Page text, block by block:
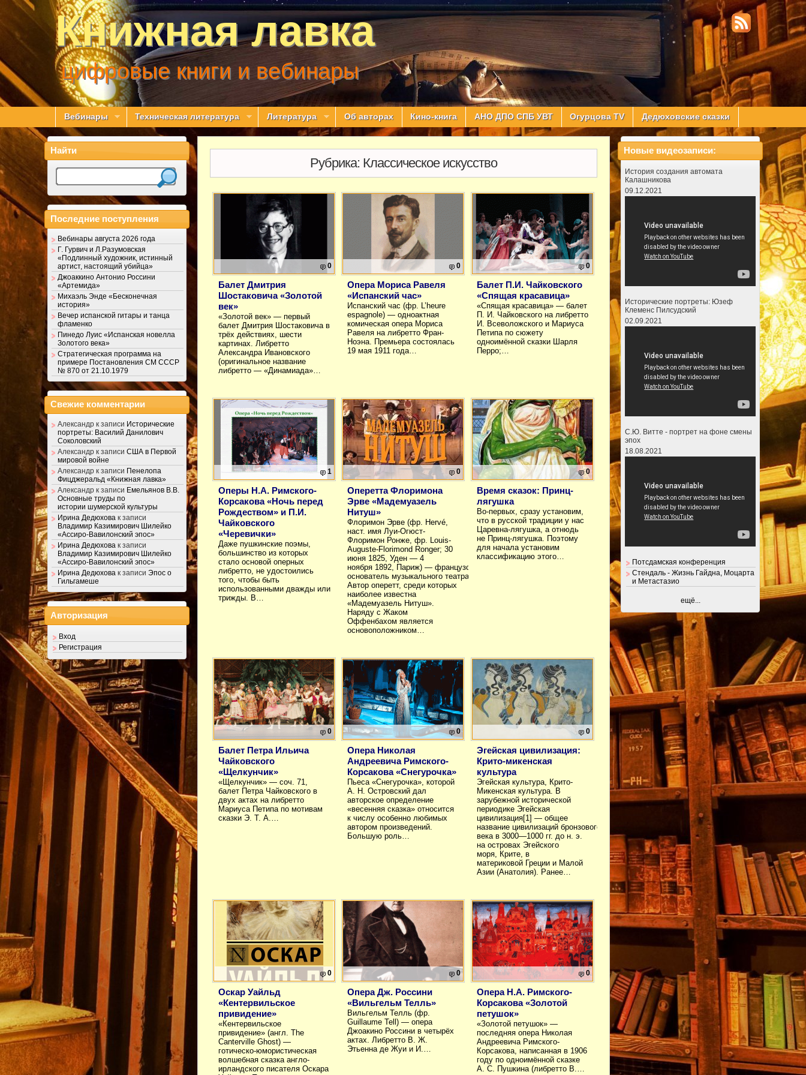
Книжная лавка
цифровые книги и вебинары
Вебинары Техническая литература Литература Об авторах Кино-книга АНО ДПО СПБ УВТ Огурцова TV Дедюховские сказки
Рубрика: Классическое искусство
0
Балет Дмитрия
Шостаковича «Золотой
век»
«Золотой век» — первый
балет Дмитрия Шостаковича в
трёх действиях, шести
картинах. Либретто
Александра Ивановского
(оригинальное название
либретто — «Динамиада»…
0
Опера Мориса Равеля
«Испанский час»
Испанский час (фр. L’heure
espagnole) — одноактная
комическая опера Мориса
Равеля на либретто Фран-
Ноэна. Премьера состоялась
19 мая 1911 года…
0
Балет П.И. Чайковского
«Спящая красавица»
«Спящая красавица» — балет
П. И. Чайковского на либретто
И. Всеволожского и Мариуса
Петипа по сюжету
одноимённой сказки Шарля
Перро;…
1
Оперы Н.А. Римского-
Корсакова «Ночь перед
Рождеством» и П.И.
Чайковского
«Черевички»
Даже пушкинские поэмы,
большинство из которых
стало основой оперных
либретто, не удостоились
того, чтобы быть
использованными дважды или
трижды. В…
0
Оперетта Флоримона
Эрве «Мадемуазель
Нитуш»
Флоримон Эрве (фр. Hervé,
наст. имя Луи-Огюст-
Флоримон Ронже, фр. Louis-
Auguste-Florimond Ronger; 30
июня 1825, Уден — 4
ноября 1892, Париж) — французский композитор и органист,
основатель музыкального театра.
Автор оперетт, среди которых
наиболее известна
«Мадемуазель Нитуш».
Наряду с Жаком
Оффенбахом является
основоположником…
0
Время сказок: Принц-
лягушка
Во-первых, сразу установим,
что в русской традиции у нас
Царевна-лягушка, а отнюдь
не Принц-лягушка. Поэтому
для начала установим
классификацию этого…
0
Балет Петра Ильича
Чайковского
«Щелкунчик»
«Щелкунчик» — соч. 71,
балет Петра Чайковского в
двух актах на либретто
Мариуса Петипа по мотивам
сказки Э. Т. А.…
0
Опера Николая
Андреевича Римского-
Корсакова «Снегурочка»
Пьеса «Снегурочка», которой
А. Н. Островский дал
авторское определение
«весенняя сказка» относится
к числу особенно любимых
автором произведений.
Большую роль…
0
Эгейская цивилизация:
Крито-микенская
культура
Эгейская культура, Крито-
Микенская культура. В
зарубежной исторической
периодике Эгейская
цивилизация[1] — общее
название цивилизаций бронзового
века в 3000—1000 гг. до н. э.
на островах Эгейского
моря, Крите, в
материковой Греции и Малой
Азии (Анатолия). Ранее…
0
Оскар Уайльд
«Кентервильское
привидение»
«Кентервильское
привидение» (англ. The
Canterville Ghost) —
готическо-юмористическая
волшебная сказка англо-
ирландского писателя Оскара
0
Опера Дж. Россини
«Вильгельм Телль»
Вильгельм Телль (фр.
Guillaume Tell) — опера
Джоакино Россини в четырёх
актах. Либретто В. Ж.
Этьенна де Жуи и И.…
0
Опера Н.А. Римского-
Корсакова «Золотой
петушок»
«Золотой петушок» —
последняя опера Николая
Андреевича Римского-
Корсакова, написанная в 1906
году по одноимённой сказке
А. С. Пушкина (либретто В.…
Найти
Последние поступления
Вебинары августа 2026 года
Г. Гурвич и Л.Разумовская
«Подлинный художник, истинный
артист, настоящий убийца»
Джоаккино Антонио Россини
«Артемида»
Михаэль Энде «Бесконечная
история»
Вечер испанской гитары и танца
фламенко
Пинедо Луис «Испанская новелла
Золотого века»
Стратегическая программа на
примере Постановления СМ СССР
№ 870 от 21.10.1979
Свежие комментарии
Александр к записи Исторические
портреты: Василий Данилович
Соколовский
Александр к записи США в Первой
мировой войне
Александр к записи Пенелопа
Фицджеральд «Книжная лавка»
Александр к записи Емельянов В.В.
Основные труды по
истории шумерской культуры
Ирина Дедюхова к записи
Владимир Казимирович Шилейко
«Ассиро-Вавилонский эпос»
Ирина Дедюхова к записи
Владимир Казимирович Шилейко
«Ассиро-Вавилонский эпос»
Ирина Дедюхова к записи Эпос о
Гильгамеше
Авторизация
Вход
Регистрация
Новые видеозаписи:
История создания автомата
Калашникова
09.12.2021
Исторические портреты: Юзеф
Клеменс Пилсудский
02.09.2021
С.Ю. Витте - портрет на фоне смены
эпох
18.08.2021
Потсдамская конференция
Стендаль - Жизнь Гайдна, Моцарта
и Метастазио
ещё...